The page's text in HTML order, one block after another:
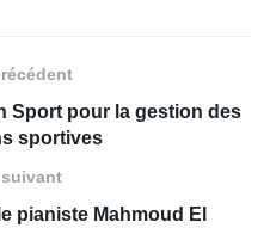
Sport pour la gestion des
sportives
pianiste Mahmoud El